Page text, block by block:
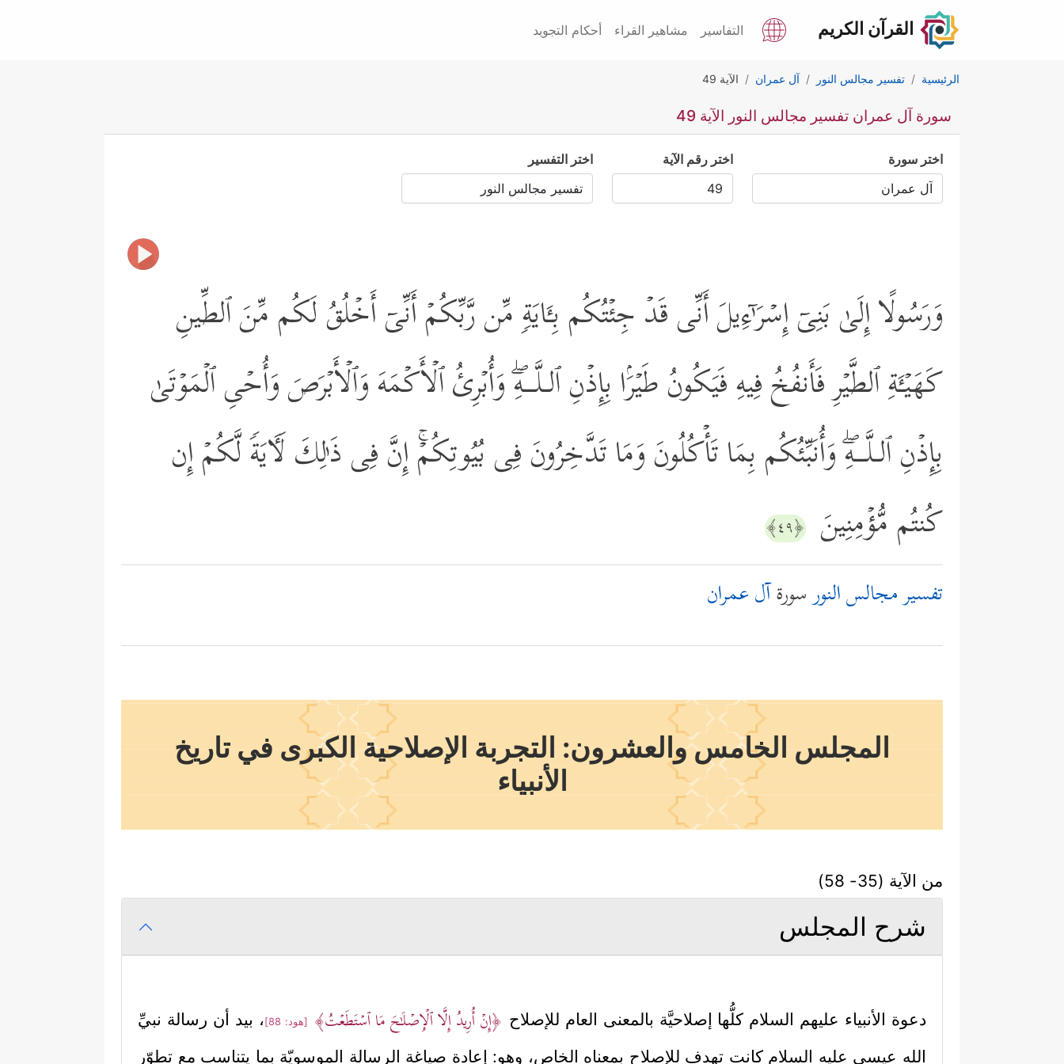
القرآن الكريم التفاسير مشاهير القراء أحكام التجويد
الرئيسية تفسير مجالس النور آل عمران الآية 49
سورة آل عمران تفسير مجالس النور الآية 49
اختر سورة اختر رقم الآية اختر التفسير
وَرَسُولًا إِلَىٰ بَنِیۤ إِسۡرَ ٰ⁠ۤءِیلَ أَنِّی قَدۡ جِئۡتُكُم بِـَٔایَةࣲ مِّن رَّبِّكُمۡ أَنِّیۤ أَخۡلُقُ لَكُم مِّنَ ٱلطِّینِ
كَهَیۡـَٔةِ ٱلطَّیۡرِ فَأَنفُخُ فِیهِ فَیَكُونُ طَیۡرَۢا بِإِذۡنِ ٱلـلَّــهِۖ وَأُبۡرِئُ ٱلۡأَكۡمَهَ وَٱلۡأَبۡرَصَ وَأُحۡیِ ٱلۡمَوۡتَىٰ
بِإِذۡنِ ٱلـلَّــهِۖ وَأُنَبِّئُكُم بِمَا تَأۡكُلُونَ وَمَا تَدَّخِرُونَ فِی بُیُوتِكُمۡۚ إِنَّ فِی ذَ ٰ⁠لِكَ لَـَٔایَةࣰ لَّكُمۡ إِن
كُنتُم مُّؤۡمِنِینَ ﴿٤٩﴾
تفسير مجالس النورسورةآل عمران
المجلس الخامس والعشرون: التجربة الإصلاحية الكبرى في تاريخ
الأنبياء
من الآية (35- 58)
شرح المجلس
دعوة الأنبياء عليهم السلام كلُّها إصلاحيَّة بالمعنى العام للإصلاح ﴿إِنۡ أُرِیدُ إِلَّا ٱلۡإِصۡلَـٰحَ مَا ٱسۡتَطَعۡتُ﴾ [هود: 88]
، بيد أن رسالة نبيِّ
الله عيسى عليه السلام كانت تهدف للإصلاح بمعناه الخاص، وهو: إعادة صياغة الرسالة الموسويّة بما يتناسب مع تطوّر